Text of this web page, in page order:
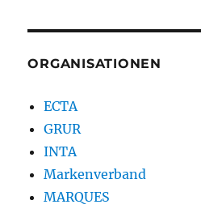
ORGANISATIONEN
ECTA
GRUR
INTA
Markenverband
MARQUES